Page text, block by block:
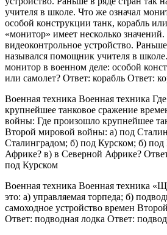
учителя в школе. Что же означал
особой конструкции танк, корабль
«монитор» имеет несколько
видеоконтрольное устройство.
назывался помощник учителя в
монитор в военном деле: особой
или самолет? Ответ: корабль Ответ:
Военная техника Военная техника
крупнейшее танковое сражение
войны: Где произошло крупнейшее
Второй мировой войны: а) под
Сталинградом; б) под Курском; б)
Африке? в) в Северной Африке?
под Курском
Военная техника Военная техника
это: а) управляемая торпеда; б)
самоходное устройство времен
Ответ: подводная лодка Ответ: